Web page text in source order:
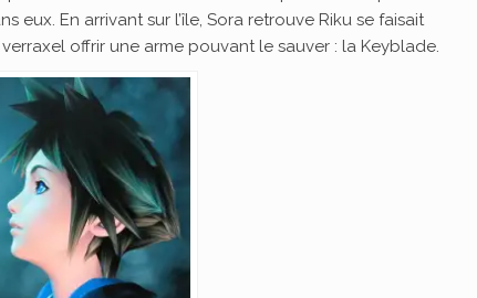
eux. En arrivant sur l’île, Sora retrouve Riku se faisait
offrir une arme pouvant le sauver : la Keyblade.